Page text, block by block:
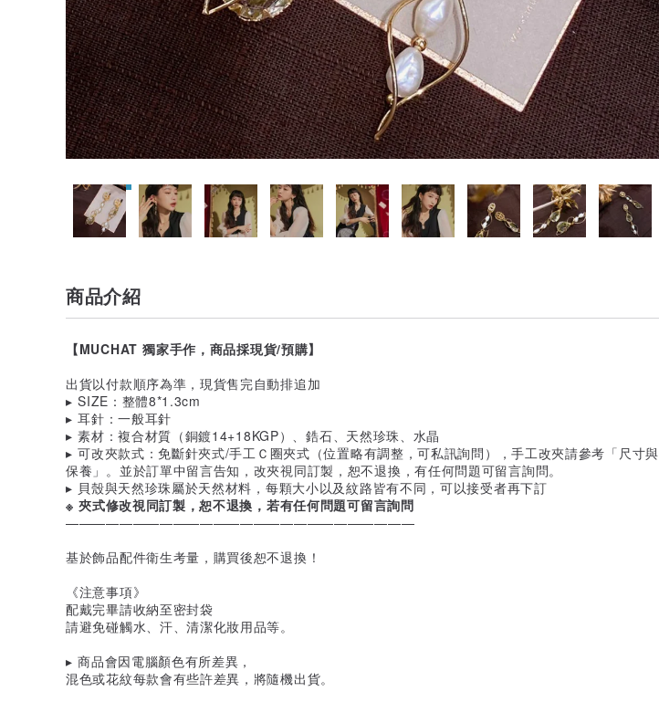
商品介紹
【MUCHAT 獨家手作，商品採現貨/預購】
出貨以付款順序為準，現貨售完自動排追加
▸ SIZE：整體8*1.3cm
▸ 耳針：一般耳針
▸ 素材：複合材質（銅鍍14+18KGP）、鋯石、天然珍珠、水晶
▸ 可改夾款式：免斷針夾式/手工Ｃ圈夾式（位置略有調整，可私訊詢問），手工改夾請參考「尺寸與
保養」。並於訂單中留言告知，改夾視同訂製，恕不退換，有任何問題可留言詢問。
▸ 貝殼與天然珍珠屬於天然材料，每顆大小以及紋路皆有不同，可以接受者再下訂
※ 夾式修改視同訂製，恕不退換，若有任何問題可留言詢問
——————————————————————————
基於飾品配件衛生考量，購買後恕不退換！
《注意事項》
配戴完畢請收納至密封袋
請避免碰觸水、汗、清潔化妝用品等。
▸ 商品會因電腦顏色有所差異，
混色或花紋每款會有些許差異，將隨機出貨。